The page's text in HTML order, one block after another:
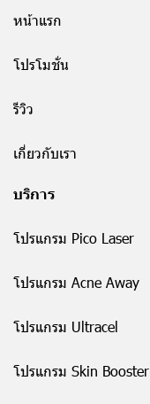
หน้าแรก
โปรโมชั่น
รีวิว
เกี่ยวกับเรา
บริการ
โปรแกรม Pico Laser
โปรแกรม Acne Away
โปรแกรม Ultracel
โปรแกรม Skin Booster